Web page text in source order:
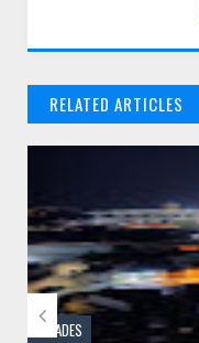
RELATED ARTICLES
//
CIDADES
